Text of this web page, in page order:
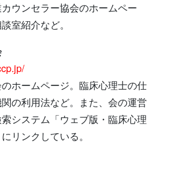
ウンセラー協会のホームペー
室紹介など。
ホームページ。臨床心理士の仕
の利用法など。また、会の運営
システム「ウェブ版・臨床心理
リンクしている。